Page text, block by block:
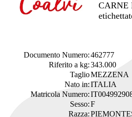
CARNE
Documento Numero:462777
Riferito a kg:343.000
TaglioMEZZENA
Nato in:ITALIA
Matricola Numero:
Sesso:F
Razza: